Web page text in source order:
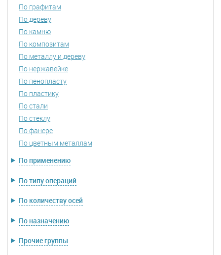
По графитам
По дереву
По камню
По композитам
По металлу и дереву
По нержавейке
По пенопласту
По пластику
По стали
По стеклу
По фанере
По цветным металлам
По применению
По типу операций
По количеству осей
По назначению
Прочие группы